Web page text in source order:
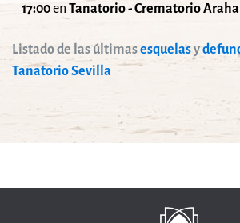
Listado de las últimasesquelasy
Tanatorio Sevilla
17:00en Tanatorio - Crematorio